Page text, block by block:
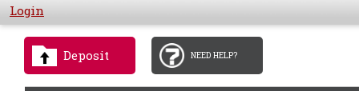
Login
Deposit NEED HELP?